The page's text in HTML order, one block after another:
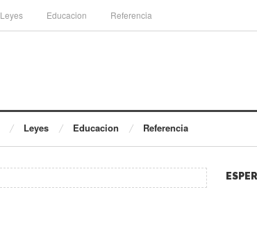
Leyes Educacion Referencia
Leyes Educacion Referencia